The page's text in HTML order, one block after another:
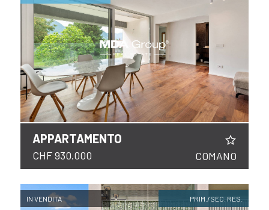
APPARTAMENTO
CHF 930.000 COMANO
IN VENDITA PRIM./SEC. RES.